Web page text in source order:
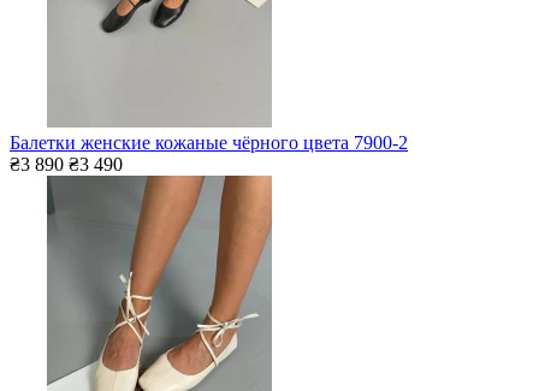
Балетки женские кожаные чёрного цвета 7900-2
₴3 890 ₴3 490